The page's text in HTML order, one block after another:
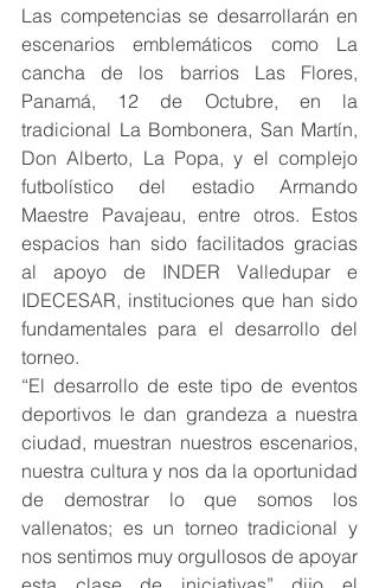
Las competencias se desarrollarán en
escenarios emblemáticos como La
cancha de los barrios Las Flores,
Panamá, 12 de Octubre, en la
tradicional La Bombonera, San Martín,
Don Alberto, La Popa, y el complejo
futbolístico del estadio Armando
Maestre Pavajeau, entre otros. Estos
espacios han sido facilitados gracias
al apoyo de INDER Valledupar e
IDECESAR, instituciones que han sido
fundamentales para el desarrollo del
torneo.
“El desarrollo de este tipo de eventos
deportivos le dan grandeza a nuestra
ciudad, muestran nuestros escenarios,
nuestra cultura y nos da la oportunidad
de demostrar lo que somos los
vallenatos; es un torneo tradicional y
nos sentimos muy orgullosos de apoyar